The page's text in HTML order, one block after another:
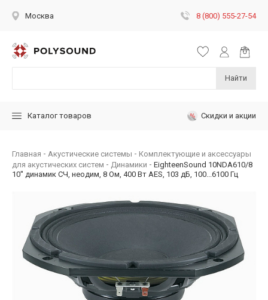
Москва 8 (800) 555-27-54
Найти
Каталог товаров Скидки и акции
Главная Акустические системы
Комплектующие и аксессуары
для акустических систем
Динамики
EighteenSound 10NDA610/8
10'' динамик СЧ, неодим, 8 Ом, 400 Вт AES, 103 дБ, 100...6100 Гц